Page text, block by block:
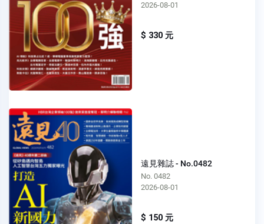
2026-08-01
$ 330 元
遠見雜誌 - No.0482
No. 0482
2026-08-01
$ 150 元